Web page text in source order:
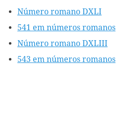
Número romano DXLI
541 em números romanos
Número romano DXLIII
543 em números romanos